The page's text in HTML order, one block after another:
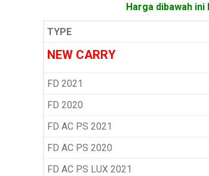
Harga dibawah
TYPE
NEW CARRY
FD 2021
FD 2020
FD AC PS 2021
FD AC PS 2020
FD AC PS LUX 2021